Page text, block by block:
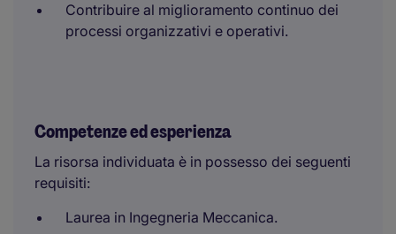
Contribuire al miglioramento continuo dei
processi organizzativi e operativi.
Competenze ed esperienza
La risorsa individuata è in possesso dei seguenti
requisiti:
Laurea in Ingegneria Meccanica.